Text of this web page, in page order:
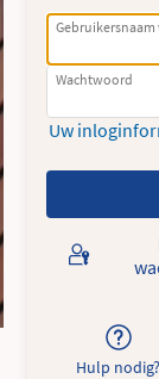
Gebruikersnaam
Wachtwoord
Uw
Hulp nodig?